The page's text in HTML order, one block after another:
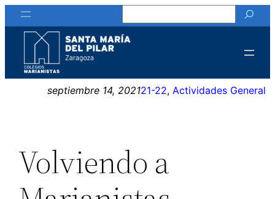
Saltar
al
contenido
septiembre 14, 202121-22, Actividades General
Volviendo a